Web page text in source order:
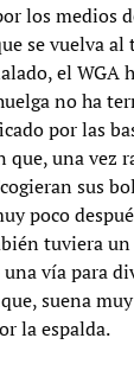
los medios
se vuelva
el WGA
no ha
por las
que, una vez
sus
poco
tuviera
una vía para
suena
la espalda.